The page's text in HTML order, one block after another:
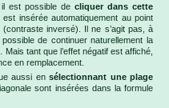
il est possible decliquer dans cette
insérée automatiquement au point
inversé). Il ne s’agit pas, à
de continuer naturellement la
tant que l’effet négatif est affiché,
en remplacement.
aussi ensélectionnant une plage
sont insérées dans la formule